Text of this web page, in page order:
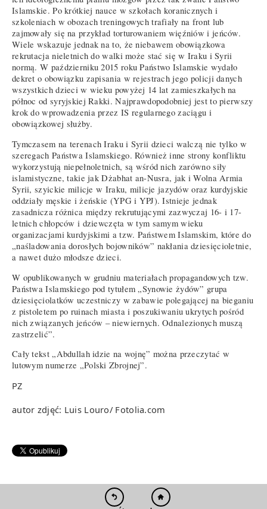
Islamskie. Po krótkiej nauce w szkołach koranicznych i
szkoleniach w obozach treningowych trafiały na front lub
zajmowały się na przykład torturowaniem więźniów i jeńców.
Wiele wskazuje jednak na to, że niebawem obowiązkowa
rekrutacja nieletnich do walki może stać się w Iraku i Syrii
normą. W październiku 2015 roku Państwo Islamskie wydało
dekret o obowiązku zapisania w rejestrach jego policji danych
wszystkich dzieci w wieku powyżej 14 lat zamieszkałych na
północ od syryjskiej Rakki. Najprawdopodobniej jest to pierwszy
krok do wprowadzenia przez IS regularnego zaciągu i
obowiązkowej służby.
Tymczasem na terenach Iraku i Syrii dzieci walczą nie tylko w
szeregach Państwa Islamskiego. Również inne strony konfliktu
wykorzystują niepełnoletnich, są wśród nich zarówno siły
islamistyczne, takie jak Dżabhat an-Nusra, jak i Wolna Armia
Syrii, szyickie milicje w Iraku, milicje jazydów oraz kurdyjskie
oddziały męskie i żeńskie (YPG i YPJ). Istnieje jednak
zasadnicza różnica między rekrutującymi zazwyczaj 16- i 17-
letnich chłopców i dziewczęta w tym samym wieku
organizacjami kurdyjskimi a tzw. Państwem Islamskim, które do
„naśladowania dorosłych bojowników” nakłania dziesięcioletnie,
a nawet dużo młodsze dzieci.
W opublikowanych w grudniu materiałach propagandowych tzw.
Państwa Islamskiego pod tytułem „Synowie żydów” grupa
dziesięciolatków uczestniczy w zabawie polegającej na bieganiu
z pistoletem po ruinach miasta i poszukiwaniu ukrytych pośród
nich związanych jeńców – niewiernych. Odnalezionych muszą
zastrzelić”.
Cały tekst „Abdullah idzie na wojnę” można przeczytać w
lutowym numerze „Polski Zbrojnej”.
PZ
autor zdjęć: Luis Louro/ Fotolia.com